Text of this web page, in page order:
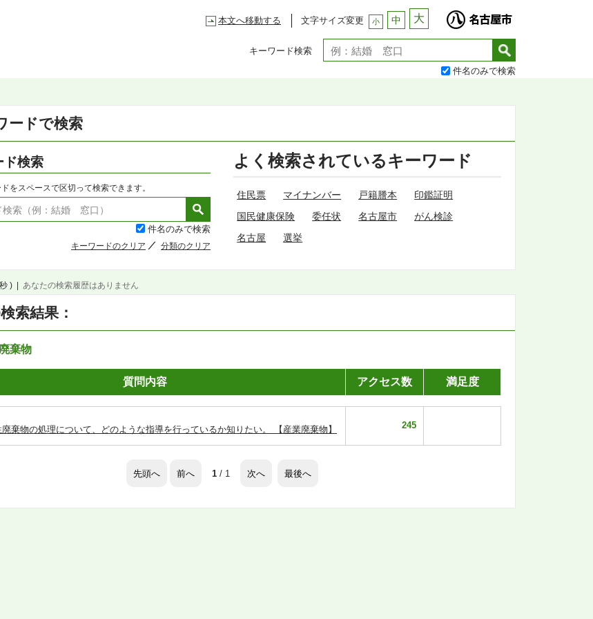
本文へ移動する 文字サイズ変更 小 中 大
キーワード検索
件名のみで検索
ードで検索
ド検索
をスペースで区切って検索できます。
件名のみで検索
キーワードのクリア 分類のクリア
よく検索されているキーワード
住民票 マイナンバー 戸籍謄本
印鑑証明
国民健康保険
委任状 名古屋市
がん検診
名古屋
選挙
索結果：
棄物
) あなたの検索履歴はありません
質問内容 アクセス数 満足度
棄物の処理について、どのような指導を行っているか知りたい。 【産業廃棄物】 245
先頭へ 前へ 1 / 1 次へ 最後へ